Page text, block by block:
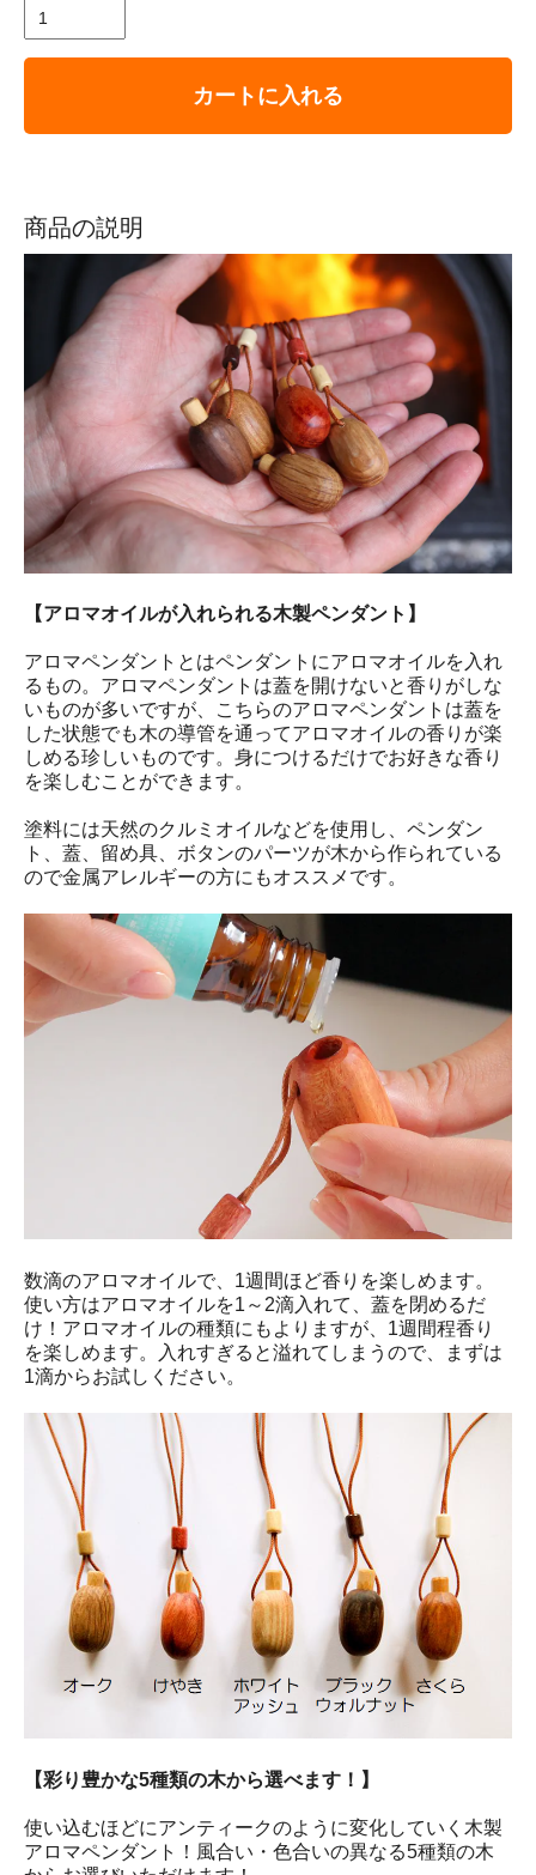
カートに入れる
商品の説明
【アロマオイルが入れられる木製ペンダント】
アロマペンダントとはペンダントにアロマオイルを入れ
るもの。アロマペンダントは蓋を開けないと香りがしな
いものが多いですが、こちらのアロマペンダントは蓋を
した状態でも木の導管を通ってアロマオイルの香りが楽
しめる珍しいものです。身につけるだけでお好きな香り
を楽しむことができます。
塗料には天然のクルミオイルなどを使用し、ペンダン
ト、蓋、留め具、ボタンのパーツが木から作られている
ので金属アレルギーの方にもオススメです。
数滴のアロマオイルで、1週間ほど香りを楽しめます。
使い方はアロマオイルを1～2滴入れて、蓋を閉めるだ
け！アロマオイルの種類にもよりますが、1週間程香り
を楽しめます。入れすぎると溢れてしまうので、まずは
1滴からお試しください。
【彩り豊かな5種類の木から選べます！】
使い込むほどにアンティークのように変化していく木製
アロマペンダント！風合い・色合いの異なる5種類の木